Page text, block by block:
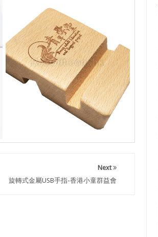
Next
旋轉式金屬USB手指-香港小童群益會